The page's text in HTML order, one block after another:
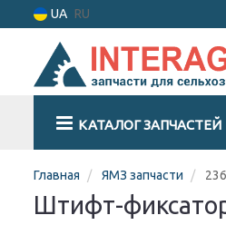
UA RU
КАТАЛОГ ЗАПЧАСТЕЙ
Главная ЯМЗ запчасти
Штифт-